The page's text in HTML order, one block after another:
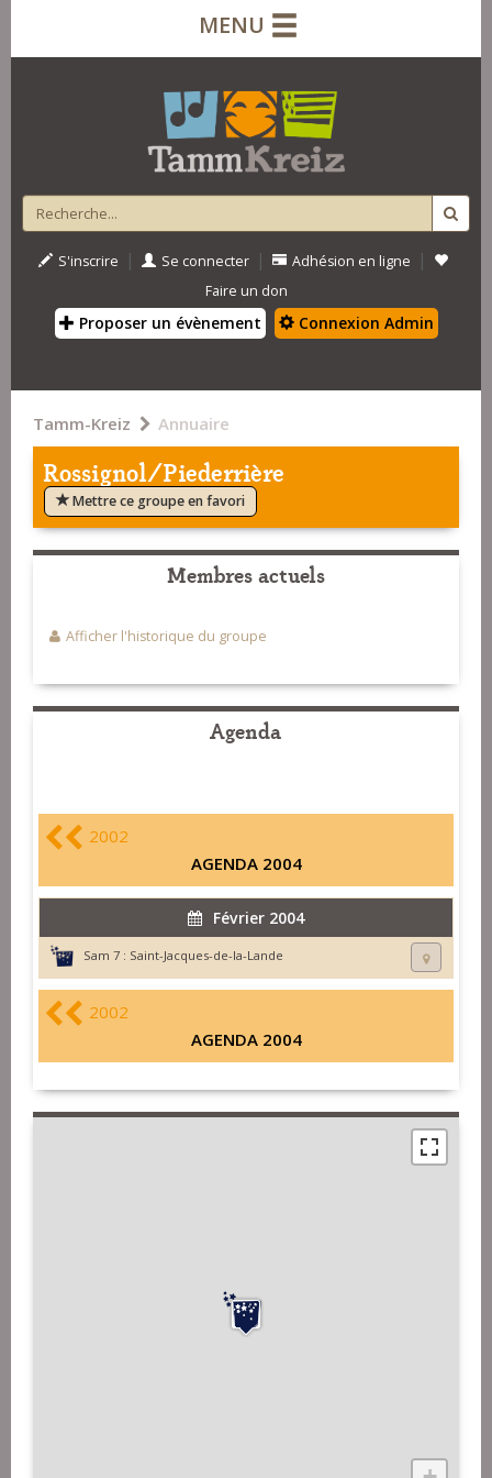
MENU
S'inscrire | Se connecter | Adhésion en ligne |
Faire un don
Proposer un évènement Connexion Admin
Tamm-Kreiz Annuaire
Rossignol/Piederrière
Mettre ce groupe en favori
Membres actuels
Afficher l'historique du groupe
Agenda
2002
AGENDA 2004
Février 2004
Sam 7 : Saint-Jacques-de-la-Lande
2002
AGENDA 2004